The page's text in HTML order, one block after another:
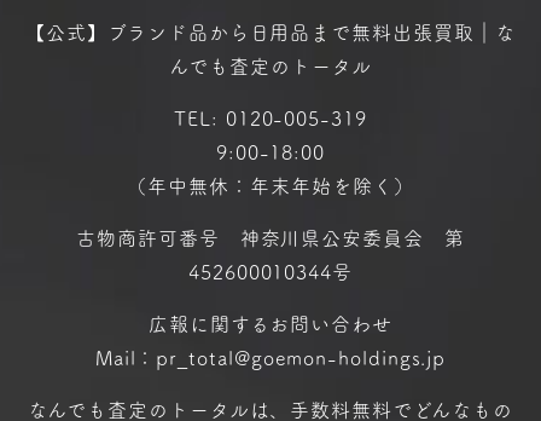
【公式】ブランド品から日用品まで無料出張買取｜な
んでも査定のトータル
TEL: 0120-005-319
9:00-18:00
（年中無休：年末年始を除く）
古物商許可番号 神奈川県公安委員会 第
452600010344号
広報に関するお問い合わせ
Mail：pr_total@goemon-holdings.jp
なんでも査定のトータルは、手数料無料で どんなもの